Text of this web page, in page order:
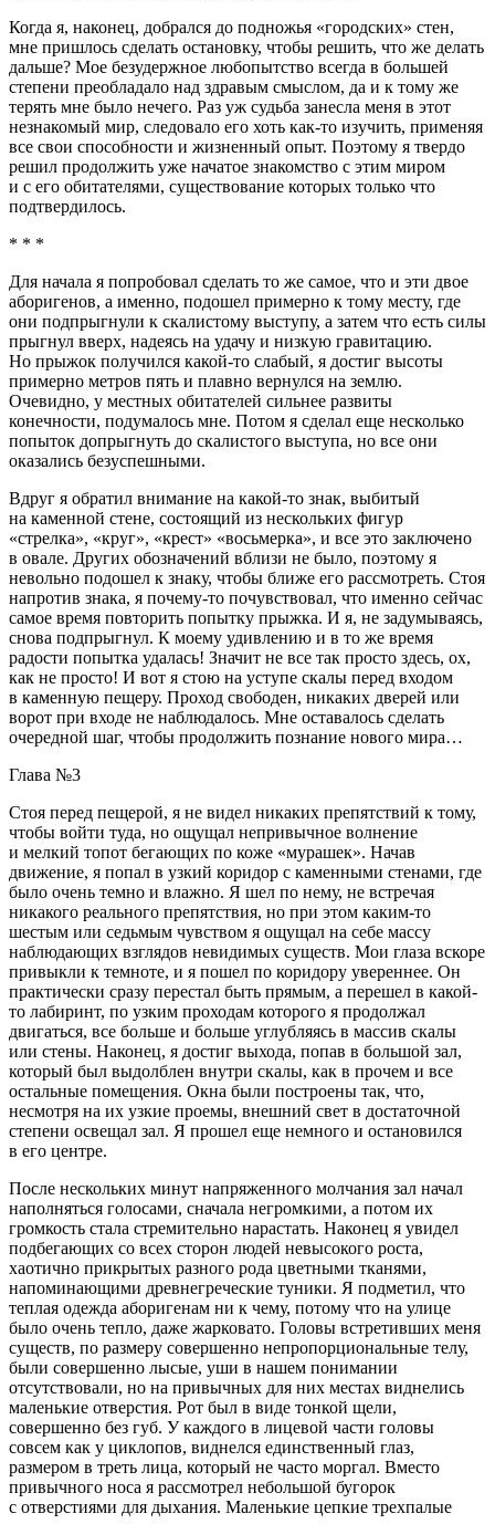
Когда я, наконец, добрался до подножья «городских» стен,
мне пришлось сделать остановку, чтобы решить, что же делать
дальше? Мое безудержное любопытство всегда в большей
степени преобладало над здравым смыслом, да и к тому же
терять мне было нечего. Раз уж судьба занесла меня в этот
незнакомый мир, следовало его хоть как-то изучить, применяя
все свои способности и жизненный опыт. Поэтому я твердо
решил продолжить уже начатое знакомство с этим миром
и с его обитателями, существование которых только что
подтвердилось.
* * *
Для начала я попробовал сделать то же самое, что и эти двое
аборигенов, а именно, подошел примерно к тому месту, где
они подпрыгнули к скалистому выступу, а затем что есть силы
прыгнул вверх, надеясь на удачу и низкую гравитацию.
Но прыжок получился какой-то слабый, я достиг высоты
примерно метров пять и плавно вернулся на землю.
Очевидно, у местных обитателей сильнее развиты
конечности, подумалось мне. Потом я сделал еще несколько
попыток допрыгнуть до скалистого выступа, но все они
оказались безуспешными.
Вдруг я обратил внимание на какой-то знак, выбитый
на каменной стене, состоящий из нескольких фигур
«стрелка», «круг», «крест» «восьмерка», и все это заключено
в овале. Других обозначений вблизи не было, поэтому я
невольно подошел к знаку, чтобы ближе его рассмотреть. Стоя
напротив знака, я почему-то почувствовал, что именно сейчас
самое время повторить попытку прыжка. И я, не задумываясь,
снова подпрыгнул. К моему удивлению и в то же время
радости попытка удалась! Значит не все так просто здесь, ох,
как не просто! И вот я стою на уступе скалы перед входом
в каменную пещеру. Проход свободен, никаких дверей или
ворот при входе не наблюдалось. Мне оставалось сделать
очередной шаг, чтобы продолжить познание нового мира…
Глава №3
Стоя перед пещерой, я не видел никаких препятствий к тому,
чтобы войти туда, но ощущал непривычное волнение
и мелкий топот бегающих по коже «мурашек». Начав
движение, я попал в узкий коридор с каменными стенами, где
было очень темно и влажно. Я шел по нему, не встречая
никакого реального препятствия, но при этом каким-то
шестым или седьмым чувством я ощущал на себе массу
наблюдающих взглядов невидимых существ. Мои глаза вскоре
привыкли к темноте, и я пошел по коридору увереннее. Он
практически сразу перестал быть прямым, а перешел в какой-
то лабиринт, по узким проходам которого я продолжал
двигаться, все больше и больше углубляясь в массив скалы
или стены. Наконец, я достиг выхода, попав в большой зал,
который был выдолблен внутри скалы, как в прочем и все
остальные помещения. Окна были построены так, что,
несмотря на их узкие проемы, внешний свет в достаточной
степени освещал зал. Я прошел еще немного и остановился
в его центре.
После нескольких минут напряженного молчания зал начал
наполняться голосами, сначала негромкими, а потом их
громкость стала стремительно нарастать. Наконец я увидел
подбегающих со всех сторон людей невысокого роста,
хаотично прикрытых разного рода цветными тканями,
напоминающими древнегреческие туники. Я подметил, что
теплая одежда аборигенам ни к чему, потому что на улице
было очень тепло, даже жарковато. Головы встретивших меня
существ, по размеру совершенно непропорциональные телу,
были совершенно лысые, уши в нашем понимании
отсутствовали, но на привычных для них местах виднелись
маленькие отверстия. Рот был в виде тонкой щели,
совершенно без губ. У каждого в лицевой части головы
совсем как у циклопов, виднелся единственный глаз,
размером в треть лица, который не часто моргал. Вместо
привычного носа я рассмотрел небольшой бугорок
с отверстиями для дыхания. Маленькие цепкие трехпалые